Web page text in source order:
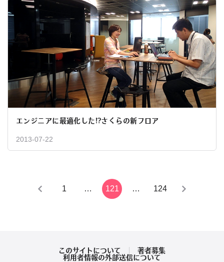
エンジニアに最適化した!?さくらの新フロア
2013-07-22
1 … 121 … 124
このサイトについて
著者募集
利用者情報の外部送信について